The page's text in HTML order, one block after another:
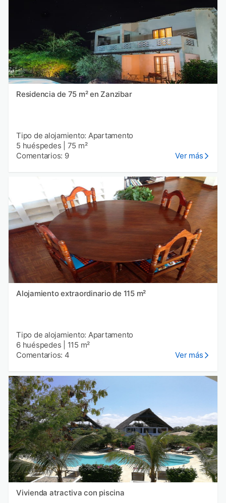
Residencia de 75 m² en Zanzibar
Tipo de alojamiento: Apartamento
5 huéspedes
75 m²
Comentarios: 9
Ver más
Alojamiento extraordinario de 115 m²
Tipo de alojamiento: Apartamento
6 huéspedes
115 m²
Comentarios: 4
Ver más
Vivienda atractiva con piscina